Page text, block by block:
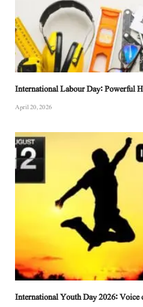
International Labour Day: Powerful
April 20, 2026
International Youth Day 2026: Voice